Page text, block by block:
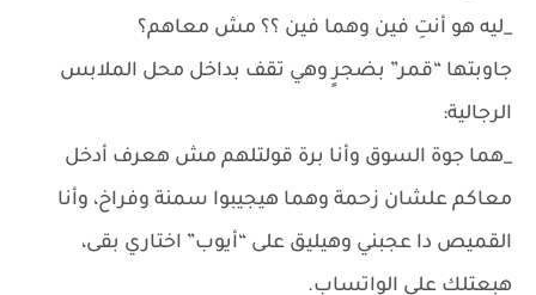
_ليه هو أنتِ فين وهما فين ؟؟ مش معاهم؟
جاوبتها “قمر” بضجرٍ وهي تقف بداخل محل الملابس
الرجالية:
_هما جوة السوق وأنا برة قولتلهم مش هعرف أدخل
معاكم علشان زحمة وهما هيجيبوا سمنة وفراخ، وأنا
القميص دا عجبني وهيليق على “أيوب” اختاري بقى،
هبعتلك على الواتساب.